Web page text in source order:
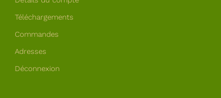
Téléchargements
Commandes
Adresses
Déconnexion